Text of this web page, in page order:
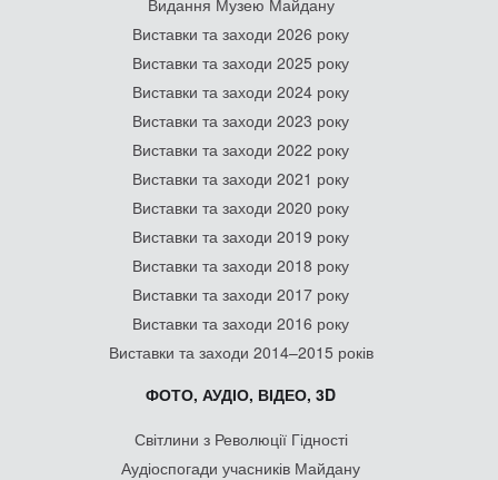
Виставки та заходи 2026 року
Виставки та заходи 2025 року
Виставки та заходи 2024 року
Виставки та заходи 2023 року
Виставки та заходи 2022 року
Виставки та заходи 2021 року
Виставки та заходи 2020 року
Виставки та заходи 2019 року
Виставки та заходи 2018 року
Виставки та заходи 2017 року
Виставки та заходи 2016 року
Виставки та заходи 2014–2015 років
ФОТО, АУДІО, ВІДЕО, 3D
Світлини з Революції Гідності
Аудіоспогади учасників Майдану